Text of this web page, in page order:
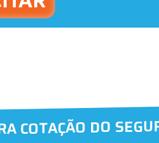
COTAÇÃO DO